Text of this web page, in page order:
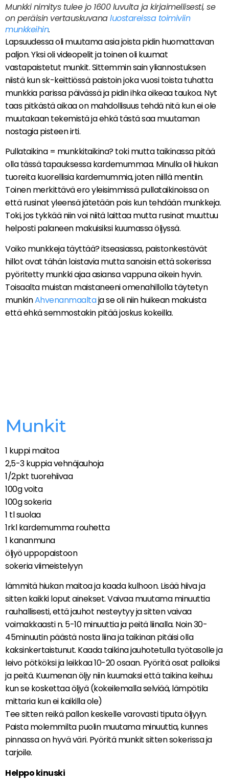
Munkki nimitys tulee jo 1600 luvulta ja kirjaimellisesti, se
on peräisin vertauskuvanaluostareissa toimiviin
munkkeihin.
Lapsuudessa oli muutama asia joista pidin huomattavan
paljon. Yksi oli videopelit ja toinen oli kuumat
vastapaistetut munkit. Sittemmin sain yliannostuksen
niistä kun sk-keittiössä paistoin joka vuosi toista tuhatta
munkkia parissa päivässä ja pidin ihka oikeaa taukoa. Nyt
taas pitkästä aikaa on mahdollisuus tehdä nitä kun ei ole
muutakaan tekemistä ja ehkä tästä saa muutaman
nostagia pisteen irti.
Pullataikina = munkkitaikina? toki mutta taikinassa pitää
olla tässä tapauksessa kardemummaa. Minulla oli hiukan
tuoreita kuorellisia kardemummia, joten niillä mentiin.
Toinen merkittävä ero yleisimmissä pullataikinoissa on
että rusinat yleensä jätetään pois kun tehdään munkkeja.
Toki, jos tykkää niin voi niitä laittaa mutta rusinat muuttuu
helposti palaneen makuisiksi kuumassa öljyssä.
Voiko munkkeja täyttää? itseasiassa, paistonkestävät
hillot ovat tähän loistavia mutta sanoisin että sokerissa
pyöritetty munkki ajaa asiansa vappuna oikein hyvin.
Toisaalta muistan maistaneeni omenahillolla täytetyn
munkinAhvenanmaaltaja se oli niin huikean makuista
että ehkä semmostakin pitää joskus kokeilla.
Munkit
1 kuppi maitoa
2,5-3 kuppia vehnäjauhoja
1/2pkt tuorehiivaa
100g voita
100g sokeria
1 tl suolaa
1rkl kardemumma rouhetta
1 kananmuna
öljyö uppopaistoon
sokeria viimeistelyyn
lämmitä hiukan maitoa ja kaada kulhoon. Lisää hiiva ja
sitten kaikki loput ainekset. Vaivaa muutama minuuttia
rauhallisesti, että jauhot nesteytyy ja sitten vaivaa
voimakkaasti n. 5-10 minuuttia ja peitä liinalla. Noin 30-
45minuutin päästä nosta liina ja taikinan pitäisi olla
kaksinkertaistunut. Kaada taikina jauhotetulla työtasolle ja
leivo pötköksi ja leikkaa 10-20 osaan. Pyöritä osat palloiksi
ja peitä. Kuumenan öljy niin kuumaksi että taikina keihuu
kun se koskettaa öljyä (kokeilemalla selviää, lämpötila
mittaria kun ei kaikilla ole)
Tee sitten reikä pallon keskelle varovasti tiputa öljyyn.
Paista molemmilta puolin muutama minuuttia, kunnes
pinnassa on hyvä väri. Pyöritä munkit sitten sokerissa ja
tarjoile.
Helppo kinuski